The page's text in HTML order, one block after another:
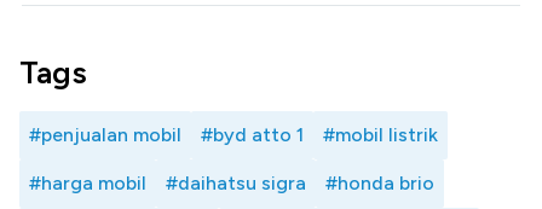
Tags
#penjualan mobil #byd atto 1 #mobil listrik
#harga mobil #daihatsu sigra #honda brio